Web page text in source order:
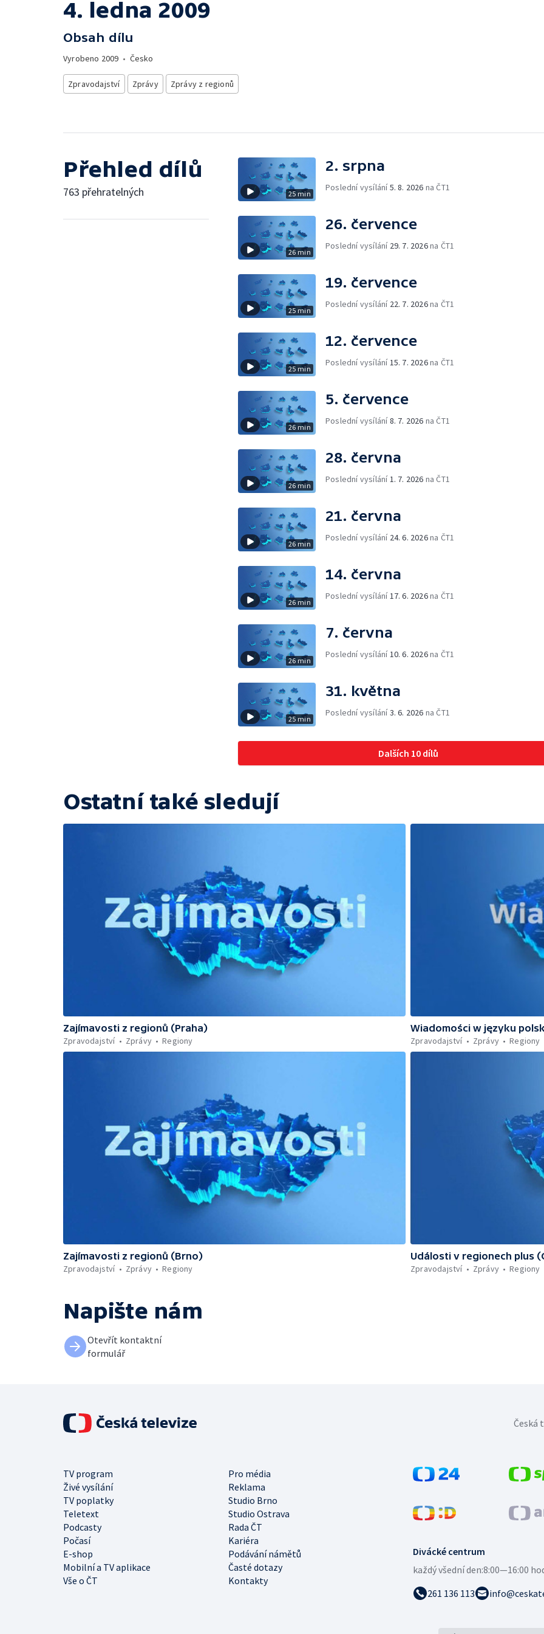
4. ledna 2009
Obsah dílu
Vyrobeno 2009 • Česko
Zpravodajství Zprávy Zprávy z regionů
Přehled dílů
763 přehratelných 25 min
2. srpna
Poslední vysílání5. 8. 2026 na ČT1
26 min
26. července
Poslední vysílání 29. 7. 2026na ČT1
25 min
19. července
Poslední vysílání 22. 7. 2026na ČT1
25 min
12. července
Poslední vysílání 15. 7. 2026na ČT1
26 min
5. července
Poslední vysílání8. 7. 2026 na ČT1
26 min
28. června
Poslední vysílání 1. 7. 2026 na ČT1
26 min
21. června
Poslední vysílání 24. 6. 2026na ČT1
26 min
14. června
Poslední vysílání 17. 6. 2026na ČT1
26 min
7. června
Poslední vysílání 10. 6. 2026na ČT1
25 min
31. května
Poslední vysílání3. 6. 2026 na ČT1
Dalších 10 dílů
Ostatní také sledují
Zajímavosti z regionů (Praha)
Zpravodajství
Zprávy Regiony
Wiadomości w języku
Zpravodajství
Zprávy Regiony
Zajímavosti z regionů (Brno)
Zpravodajství
Zprávy Regiony
Události v regionech plus
Zpravodajství
Zprávy Regiony
Napište nám
Otevřít kontaktní
formulář
Divácké centrum
každý všední den:8:00—16:00
261 136 113
TV program
Pro média
Živé vysílání
Reklama
TV poplatky
Studio Brno
Teletext
Studio Ostrava
Podcasty
Rada ČT
Počasí
Kariéra
E-shop
Podávání námětů
Mobilní a TV aplikace
Časté dotazy
Vše o ČT
Kontakty
Česká